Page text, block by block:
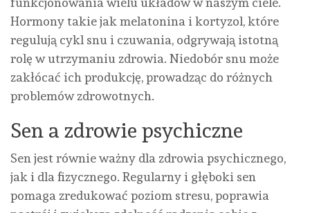
Hormony takie jak melatonina i kortyzol, które
regulują cykl snu i czuwania, odgrywają istotną
rolę w utrzymaniu zdrowia. Niedobór snu może
zakłócać ich produkcję, prowadząc do różnych
problemów zdrowotnych.
Sen a zdrowie psychiczne
Sen jest równie ważny dla zdrowia psychicznego,
jak i dla fizycznego. Regularny i głęboki sen
pomaga zredukować poziom stresu, poprawia